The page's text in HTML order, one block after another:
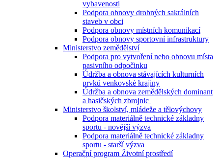
vybavenosti
Podpora obnovy drobných sakrálních
staveb v obci
Podpora obnovy místních komunikací
Podpora obnovy sportovní infrastruktury
Ministerstvo zemědělství
Podpora pro vytvoření nebo obnovu místa
pasivního odpočinku
Údržba a obnova stávajících kulturních
prvků venkovské krajiny
Údržba a obnova zemědělských dominant
a hasičských zbrojnic
Ministerstvo školství, mládeže a tělovýchovy
Podpora materiálně technické základny
sportu - novější výzva
Podpora materiálně technické základny
sportu - starší výzva
Operační program Životní prostředí